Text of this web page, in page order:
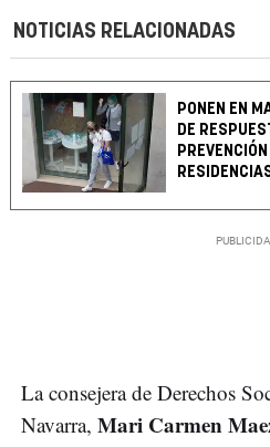
NOTICIAS RELACIONADAS
PONEN EN
DE
La consejera de Derechos
Navarra, Mari Carmen